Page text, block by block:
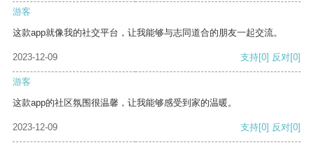
游客
这款app就像我的社交平台，让我能够与志同道合的朋友一起交流。
2023-12-09 支持[0] 反对[0]
游客
这款app的社区氛围很温馨，让我能够感受到家的温暖。
2023-12-09 支持[0] 反对[0]